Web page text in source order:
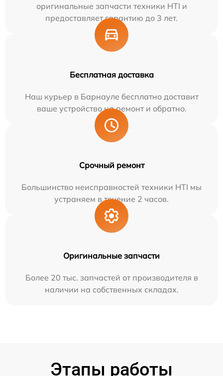
оригинальные запчасти техники HTI и
предоставляет гарантию до 3 лет.
Бесплатная доставка
Наш курьер в Барнауле бесплатно доставит
ваше устройство на ремонт и обратно.
Срочный ремонт
Большинство неисправностей техники HTI мы
устраняем в течение 2 часов.
Оригинальные запчасти
Более 20 тыс. запчастей от производителя в
наличии на собственных складах.
Этапы работы